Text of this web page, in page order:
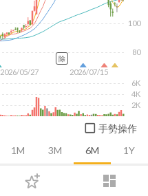
dashboard
登入
1M 3M 6M 1Y
2026/05/27 2026/07/15
80
100
2K
4K
6K
除
手勢操作
消息面 財務報